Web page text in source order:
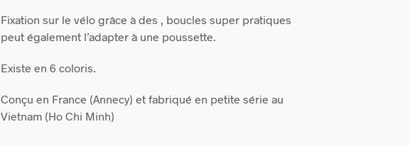
Fixation sur le vélo grâce à des , boucles super pratiques
peut également l’adapter à une poussette.
Existe en 6 coloris.
Conçu en France (Annecy) et fabriqué en petite série au
Vietnam (Ho Chi Minh)